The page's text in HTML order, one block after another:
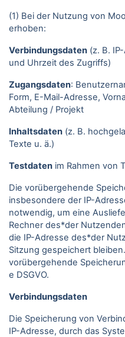
(1) Bei der Nutzung von
erhoben:
Verbindungsdaten (z. B.
und Uhrzeit des Zugriffs)
Zugangsdaten:
Form, E-Mail-Adresse,
Abteilung / Projekt
Inhaltsdaten (z. B.
Texte u. ä.)
Testdaten im Rahmen von
Die vorübergehende
insbesondere der IP-
notwendig, um eine
Rechner des*der
die IP-Adresse des*der
Sitzung gespeichert
vorübergehende
e DSGVO.
Verbindungsdaten
Die Speicherung von
IP-Adresse, durch das